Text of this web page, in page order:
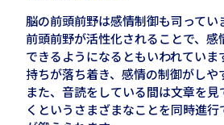
脳の前頭前野は感情制御も司ってい
前頭前野が活性化されることで、
できるようになるともいわれていま
持ちが落ち着き、感情の制御がしや
また、音読をしている間は文章を
くというさまざまなことを同時進